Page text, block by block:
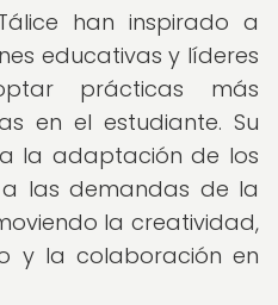
han inspirado a
educativas y líderes
prácticas más
en el estudiante. Su
la adaptación de los
las demandas de la
la creatividad,
y la colaboración en